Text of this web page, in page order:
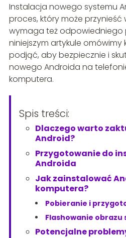
Instalacja nowego systemu
proces, który może przynieść
wymaga też odpowiedniego
niniejszym artykule omówimy
podjąć, aby bezpiecznie i
nowego Androida na
komputera.
Spis treści:
Dlaczego warto
Android?
Przygotowanie do
Androida
Jak zainstalować
komputera?
Pobieranie i
Flashowanie obrazu
Potencjalne